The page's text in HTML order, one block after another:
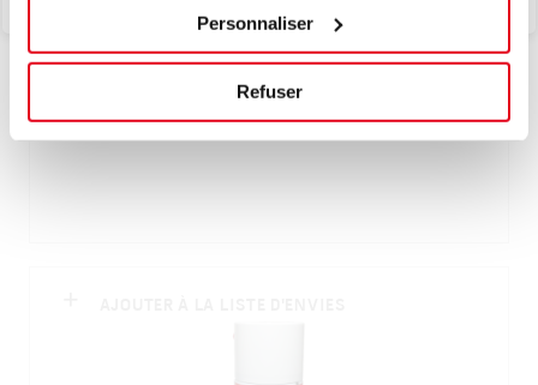
Personnaliser
Refuser
5932001
SAVON A MAIN TOP CLEAN (TUBE DE 250ml)